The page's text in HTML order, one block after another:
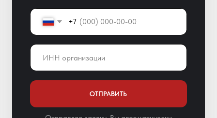
info@yigitaku.ru
+7 (800) 600-51-65
Санкт-Петербург,
Краснопутиловская ул. 69, оф. 123